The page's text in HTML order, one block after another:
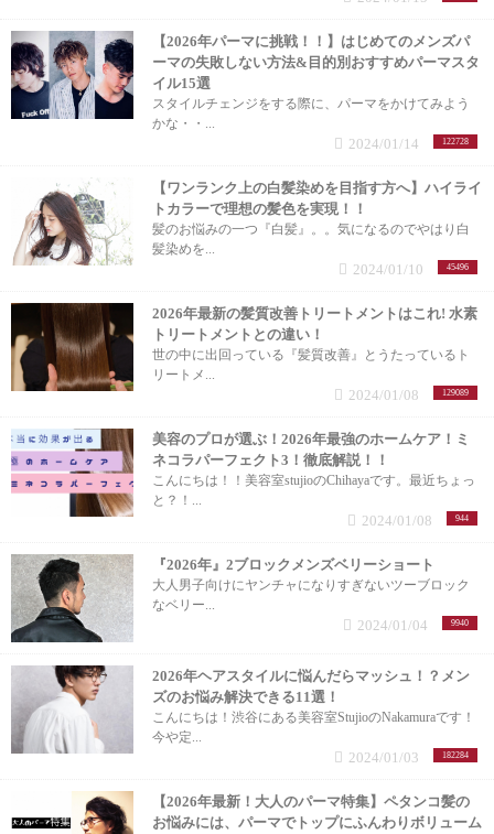
【2026年パーマに挑戦！！】はじめてのメンズパ
ーマの失敗しない方法&目的別おすすめパーマスタ
イル15選
スタイルチェンジをする際に、パーマをかけてみよう
かな・・...
122728
2024/01/14
【ワンランク上の白髪染めを目指す方へ】ハイライ
トカラーで理想の髪色を実現！！
髪のお悩みの一つ『白髪』。。気になるのでやはり白
髪染めを...
45496
2024/01/10
2026年最新の髪質改善トリートメントはこれ! 水素
トリートメントとの違い！
世の中に出回っている『髪質改善』とうたっているト
リートメ...
129089
2024/01/08
美容のプロが選ぶ！2026年最強のホームケア！ミ
ネコラパーフェクト3！徹底解説！！
こんにちは！！美容室stujioのChihayaです。最近ちょっ
と？！...
944
2024/01/08
『2026年』2ブロックメンズベリーショート
大人男子向けにヤンチャになりすぎないツーブロック
なベリー...
9940
2024/01/04
2026年ヘアスタイルに悩んだらマッシュ！？メン
ズのお悩み解決できる11選！
こんにちは！渋谷にある美容室StujioのNakamuraです！
今や定...
182284
2024/01/03
【2026年最新！大人のパーマ特集】ペタンコ髪の
お悩みには、パーマでトップにふんわりボリューム